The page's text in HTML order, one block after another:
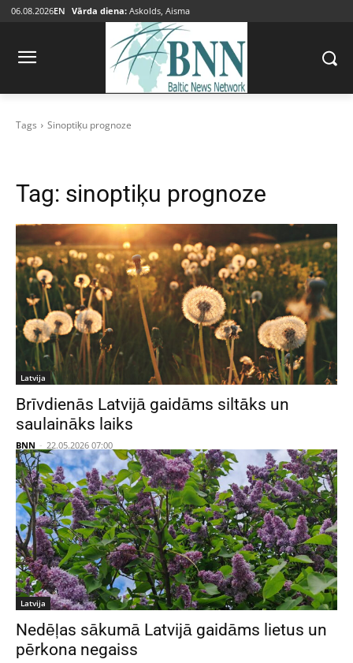
06.08.2026EN Vārda diena: Askolds, Aisma
Tags Sinoptiķu prognoze
Tag: sinoptiķu prognoze
Latvija
Brīvdienās Latvijā gaidāms siltāks un
saulaināks laiks
BNN - 22.05.2026 07:00
Latvija
Nedēļas sākumā Latvijā gaidāms lietus un
pērkona negaiss